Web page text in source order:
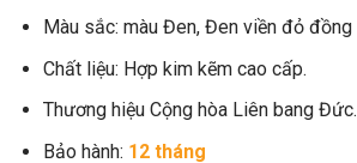
Màu sắc: màu Đen, Đen viền đỏ đồng
Chất liệu: Hợp kim kẽm cao cấp.
Thương hiệu Cộng hòa Liên bang Đức.
Bảo hành: 12 tháng